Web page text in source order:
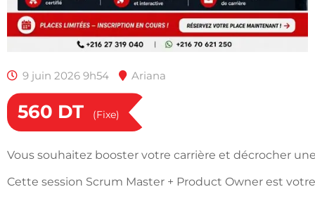
9 juin 2026 9h54 Ariana
560 DT (Fixe)
Vous souhaitez booster votre carrière et décrocher
Cette session Scrum Master + Product Owner est